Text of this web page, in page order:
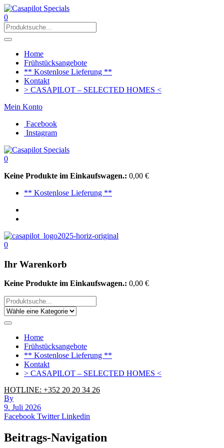
0
Home
Frühstücksangebote
** Kostenlose Lieferung **
Kontakt
> CASAPILOT – SELECTED HOMES <
Mein Konto
Facebook
Instagram
0
Keine Produkte im Einkaufswagen.: 0,00 €
** Kostenlose Lieferung **
0
Ihr Warenkorb
Keine Produkte im Einkaufswagen.: 0,00 €
Home
Frühstücksangebote
** Kostenlose Lieferung **
Kontakt
> CASAPILOT – SELECTED HOMES <
HOTLINE: +352 20 20 34 26
By
9. Juli 2026
Facebook TwitterLinkedin
Beitrags-Navigation